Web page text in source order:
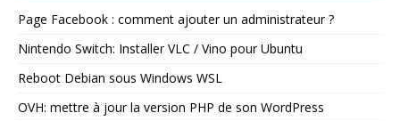
Page Facebook : comment ajouter un administrateur ?
Nintendo Switch: Installer VLC / Vino pour Ubuntu
Reboot Debian sous Windows WSL
OVH: mettre à jour la version PHP de son WordPress